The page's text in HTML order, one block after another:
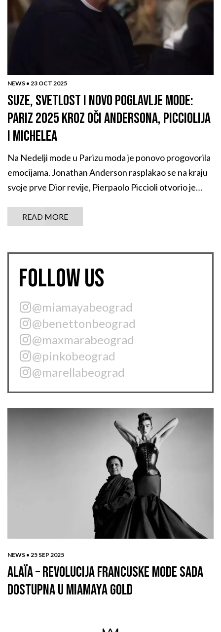
NEWS • 23 OCT 2025
SUZE, SVETLOST I NOVO POGLAVLJE MODE:
PARIZ 2025 KROZ OČI ANDERSONA, PICCIOLIJA
I MICHELEA
Na Nedelji mode u Parizu moda je ponovo progovorila
emocijama. Jonathan Anderson rasplakao se na kraju
svoje prve Dior revije, Pierpaolo Piccioli otvorio je
Alessandro Michele obasjao Valentino svetlošću i
READ MORE
FOLLOW US
@miamayabeograd
@benettonbeograd
@maxmarabeograd
@pinkobeograd
@marellabeograd
NEWS • 25 SEP 2025
ALAÏA – REVOLUCIJA FRANCUSKE MODE SADA
DOSTUPNA U MIAMAYA GOLD